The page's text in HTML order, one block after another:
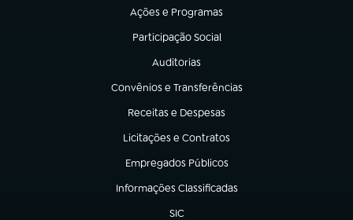
Ações e Programas
(abre em nova aba)
Participação Social
(abre em nova aba)
Auditorias
(abre em nova aba)
Convênios e Transferências
(abre em nova aba)
Receitas e Despesas
(abre em nova aba)
Licitações e Contratos
(abre em nova aba)
Empregados Públicos
(abre em nova aba)
Informações Classificadas
(abre em nova aba)
SIC